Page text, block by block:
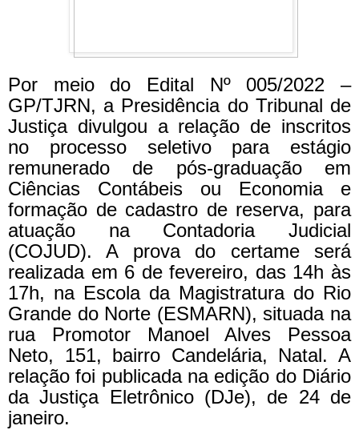
Por meio do Edital Nº 005/2022 –
GP/TJRN, a Presidência do Tribunal de
Justiça divulgou a relação de inscritos
no processo seletivo para estágio
remunerado de pós-graduação em
Ciências Contábeis ou Economia e
formação de cadastro de reserva, para
atuação na Contadoria Judicial
(COJUD). A prova do certame será
realizada em 6 de fevereiro, das 14h às
17h, na Escola da Magistratura do Rio
Grande do Norte (ESMARN), situada na
rua Promotor Manoel Alves Pessoa
Neto, 151, bairro Candelária, Natal. A
relação foi publicada na edição do Diário
da Justiça Eletrônico (DJe), de 24 de
janeiro.